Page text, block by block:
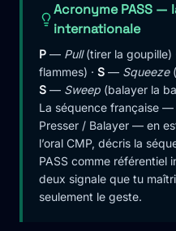
Acronyme PASS —
internationale
P — Pull(tirer la goupille)
flammes) · S — Squeeze
S — Sweep (balayer la
La séquence française
Presser / Balayer — en
l’oral CMP, décris la
PASS comme référentiel
deux signale que tu
seulement le geste.